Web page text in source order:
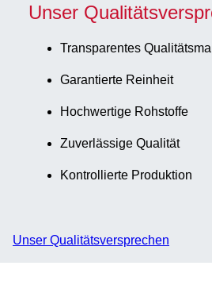
Unser
Transparentes
Garantierte Reinheit
Hochwertige Rohstoffe
Zuverlässige Qualität
Kontrollierte Produktion
Unser Qualitätsversprechen